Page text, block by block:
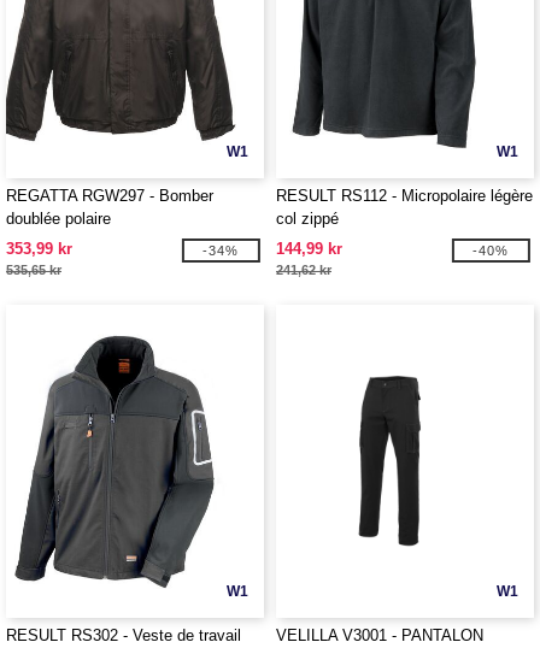
W1
REGATTA RGW297 - Bomber
doublée polaire
353,99 kr
535,65 kr
-34%
W1
RESULT RS112 - Micropolaire légère
col zippé
144,99 kr
241,62 kr
-40%
W1
RESULT RS302 - Veste de travail
W1
VELILLA V3001 - PANTALON